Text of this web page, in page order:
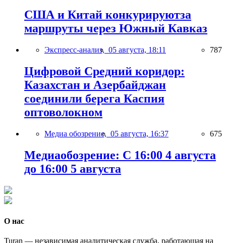
США и Китай конкурируютза
маршруты через Южный Кавказ
Экспресс-анализ, 05 августа, 18:11 787
Цифровой Средний коридор:
Казахстан и Азербайджан
соединили берега Каспия
оптоволокном
Медиа обозрение, 05 августа, 16:37 675
Медиаобозрение: С 16:00 4 августа
до 16:00 5 августа
О нас
Turan — независимая аналитическая служба, работающая на